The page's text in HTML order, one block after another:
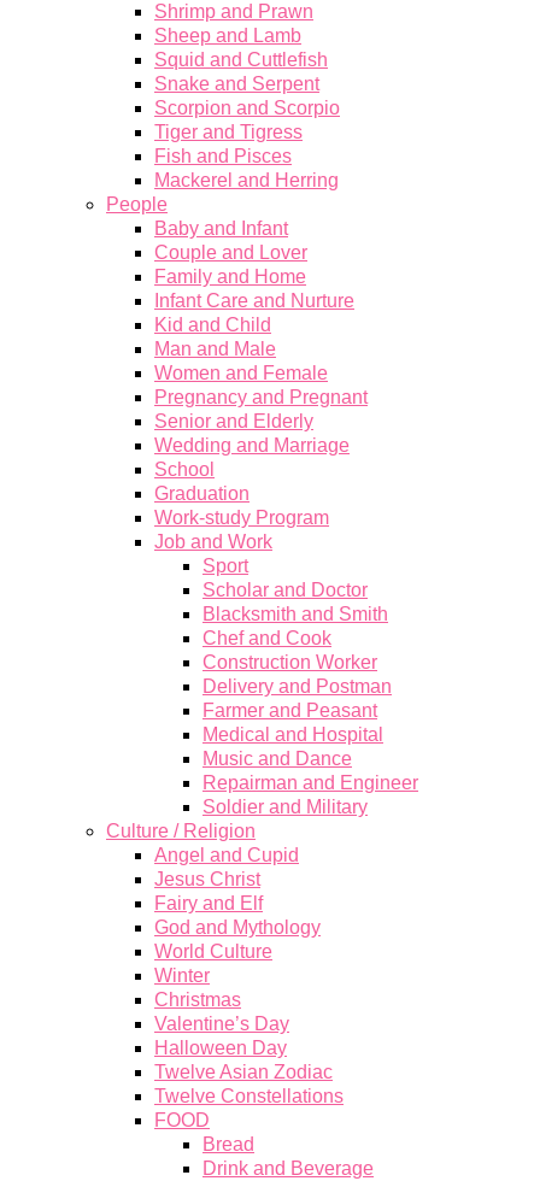
Shrimp and Prawn
Sheep and Lamb
Squid and Cuttlefish
Snake and Serpent
Scorpion and Scorpio
Tiger and Tigress
Fish and Pisces
Mackerel and Herring
People
Baby and Infant
Couple and Lover
Family and Home
Infant Care and Nurture
Kid and Child
Man and Male
Women and Female
Pregnancy and Pregnant
Senior and Elderly
Wedding and Marriage
School
Graduation
Work-study Program
Job and Work
Sport
Scholar and Doctor
Blacksmith and Smith
Chef and Cook
Construction Worker
Delivery and Postman
Farmer and Peasant
Medical and Hospital
Music and Dance
Repairman and Engineer
Soldier and Military
Culture / Religion
Angel and Cupid
Jesus Christ
Fairy and Elf
God and Mythology
World Culture
Winter
Christmas
Valentine’s Day
Halloween Day
Twelve Asian Zodiac
Twelve Constellations
FOOD
Bread
Drink and Beverage